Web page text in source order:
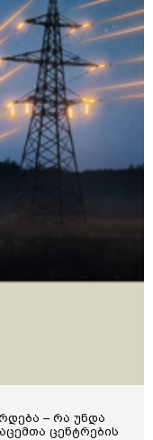
– რა უნდა
ცენტრების